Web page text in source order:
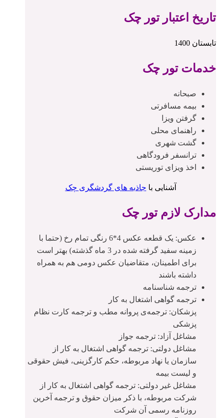
تاریخ اعتبار تور چک
تابستان 1400
خدمات تور چک
صبحانه
بیمه مسافرتی
گرفتن ویزا
راهنمای محلی
گشت شهری
ترانسفر فرودگاهی
اخذ ویزای توریستی
آشنایی با جاذبه های گردشگری چک
مدارک لازم تور چک
عکس: یک قطعه عکس 4*6 رنگی تمام رخ (حتما با
زمینه سفید گرفته شده در 3 ماه گذشته) بهتر است
برای اطمینان، متقاضیان عکس دومی هم به همراه
داشته باشند
ترجمه شناسنامه
ترجمه گواهی اشتغال به کار
پزشکان: ترجمه‌ی پروانه مطب و ترجمه کارت نظام
پزشکی
مشاغل آزاد: ترجمه جواز
مشاغل دولتی: ترجمه گواهی اشتغال به کار از
سازمان یا نهاد مربوطه، حکم کارگزینی، فیش حقوقی
و لیست بیمه
مشاغل غیر دولتی: ترجمه گواهی اشتغال به کار از
شرکت مربوطه، با ذکر میزان حقوق و ترجمه آخرین
روزنامه رسمی آن شرکت